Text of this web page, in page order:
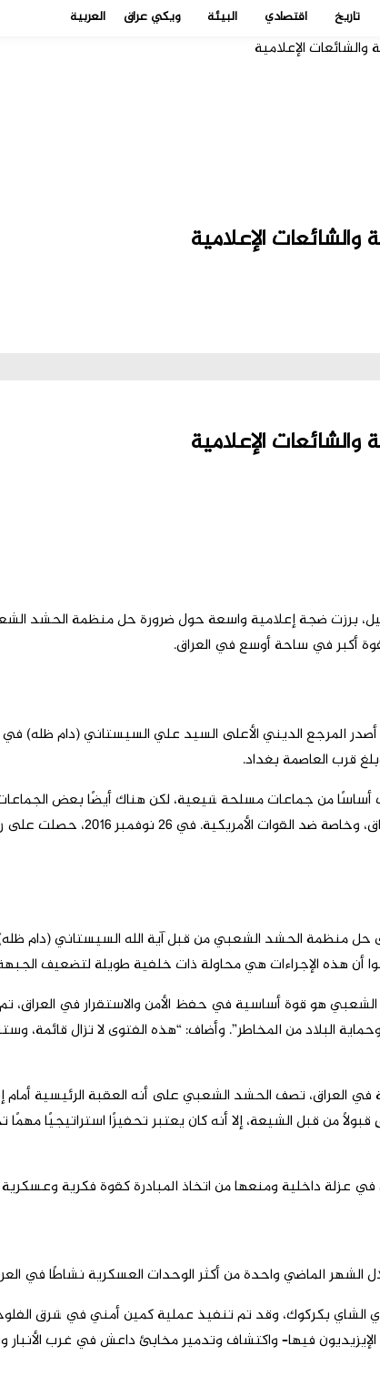
تاريخ اقتصادي البيئة ويكي عراق العربية
الإعلامية
الإعلامية
الإعلامية
برزت ضجة إعلامية واسعة حول ضرورة حل منظمة الحشد
أكبر في ساحة أوسع في العراق.
هيئة الحشد الشعبي في العراق إلى عام 2014، عندما أصدر المرجع الديني الأعلى
قرب العاصمة بغداد.
مختلفة، وهي تتألف أساسًا من جماعات مسلحة شيعية، لكن هناك أيضًا
الشيعية الأعضاء فيها كانت
حل منظمة الحشد الشعبي من قبل آية الله السيستاني (دام
أن هذه الإجراءات هي محاولة ذات خلفية طويلة لتضعيف
الشعبي هو قوة أساسية في حفظ الأمن والاستقرار في
البلاد من المخاطر”. وأضاف: “هذه الفتوى لا تزال
في العراق، تصف الحشد الشعبي على أنه العقبة الرئيسية
من قبل الشيعة، إلا أنه كان يعتبر تحفيزًا استراتيجيًا
عزلة داخلية ومنعها من اتخاذ المبادرة كقوة فكرية وعسكرية
الماضي واحدة من أكثر الوحدات العسكرية نشاطًا في
العمليات الكبيرة ضد داعش في بداية عام 2025 في وادي الشاي بكركوك، وقد تم تنفيذ
فيها– واكتشاف وتدمير مخابئ داعش في غرب الأنبار